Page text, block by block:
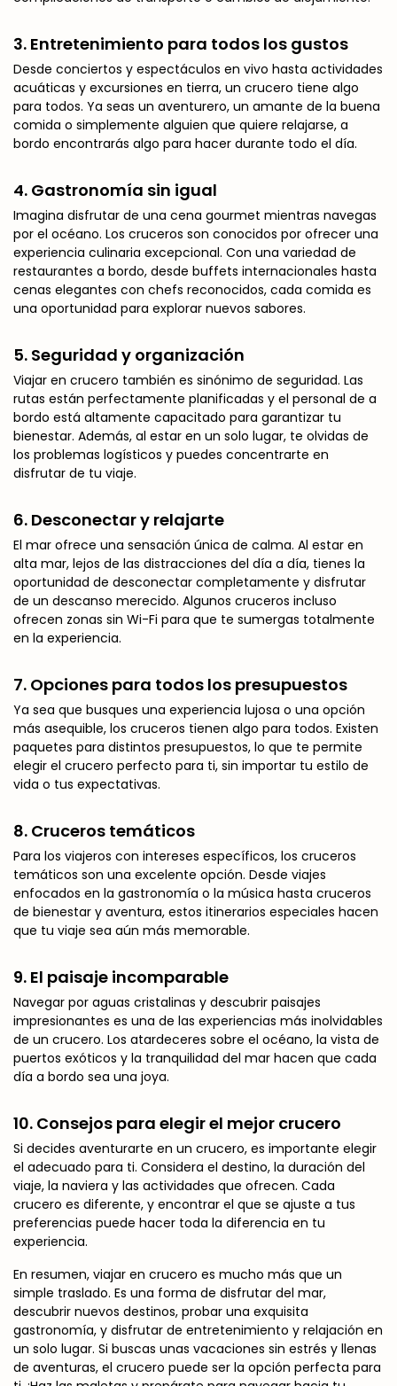
3. Entretenimiento para todos los gustos
Desde conciertos y espectáculos en vivo hasta actividades
acuáticas y excursiones en tierra, un crucero tiene algo
para todos. Ya seas un aventurero, un amante de la buena
comida o simplemente alguien que quiere relajarse, a
bordo encontrarás algo para hacer durante todo el día.
4. Gastronomía sin igual
Imagina disfrutar de una cena gourmet mientras navegas
por el océano. Los cruceros son conocidos por ofrecer una
experiencia culinaria excepcional. Con una variedad de
restaurantes a bordo, desde buffets internacionales hasta
cenas elegantes con chefs reconocidos, cada comida es
una oportunidad para explorar nuevos sabores.
5. Seguridad y organización
Viajar en crucero también es sinónimo de seguridad. Las
rutas están perfectamente planificadas y el personal de a
bordo está altamente capacitado para garantizar tu
bienestar. Además, al estar en un solo lugar, te olvidas de
los problemas logísticos y puedes concentrarte en
disfrutar de tu viaje.
6. Desconectar y relajarte
El mar ofrece una sensación única de calma. Al estar en
alta mar, lejos de las distracciones del día a día, tienes la
oportunidad de desconectar completamente y disfrutar
de un descanso merecido. Algunos cruceros incluso
ofrecen zonas sin Wi-Fi para que te sumergas totalmente
en la experiencia.
7. Opciones para todos los presupuestos
Ya sea que busques una experiencia lujosa o una opción
más asequible, los cruceros tienen algo para todos. Existen
paquetes para distintos presupuestos, lo que te permite
elegir el crucero perfecto para ti, sin importar tu estilo de
vida o tus expectativas.
8. Cruceros temáticos
Para los viajeros con intereses específicos, los cruceros
temáticos son una excelente opción. Desde viajes
enfocados en la gastronomía o la música hasta cruceros
de bienestar y aventura, estos itinerarios especiales hacen
que tu viaje sea aún más memorable.
9. El paisaje incomparable
Navegar por aguas cristalinas y descubrir paisajes
impresionantes es una de las experiencias más inolvidables
de un crucero. Los atardeceres sobre el océano, la vista de
puertos exóticos y la tranquilidad del mar hacen que cada
día a bordo sea una joya.
10. Consejos para elegir el mejor crucero
Si decides aventurarte en un crucero, es importante elegir
el adecuado para ti. Considera el destino, la duración del
viaje, la naviera y las actividades que ofrecen. Cada
crucero es diferente, y encontrar el que se ajuste a tus
preferencias puede hacer toda la diferencia en tu
experiencia.
En resumen, viajar en crucero es mucho más que un
simple traslado. Es una forma de disfrutar del mar,
descubrir nuevos destinos, probar una exquisita
gastronomía, y disfrutar de entretenimiento y relajación en
un solo lugar. Si buscas unas vacaciones sin estrés y llenas
de aventuras, el crucero puede ser la opción perfecta para